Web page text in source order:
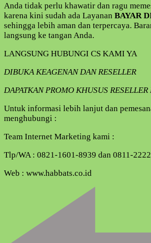
Anda tidak perlu khawatir dan ragu
karena kini sudah ada Layanan BAYAR
sehingga lebih aman dan terpercaya.
langsung ke tangan Anda.
LANGSUNG HUBUNGI CS KAMI YA
DIBUKA KEAGENAN DAN RESELLER
DAPATKAN PROMO KHUSUS RESELLER
Untuk informasi lebih lanjut dan
menghubungi :
Team Internet Marketing kami :
Tlp/WA : 0821-1601-8939 dan 0811-
Web : www.habbats.co.id